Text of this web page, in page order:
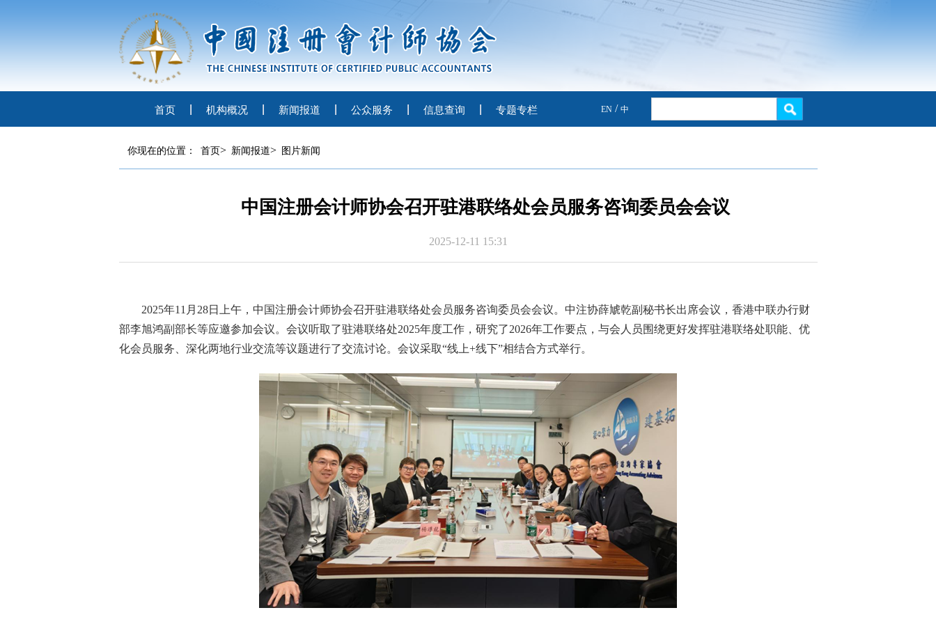
首页 机构概况 新闻报道 公众服务 信息查询 专题专栏 EN / 中
你现在的位置： 首页> 新闻报道> 图片新闻
中国注册会计师协会召开驻港联络处会员服务咨询委员会会议
2025-12-11 15:31
2025年11月28日上午，中国注册会计师协会召开驻港联络处会员服务咨询委员会会议。中注协薛虓乾副秘书长出席会议， 香港中联办行财
部李旭鸿副部长等应邀参加会议。 会议听取了驻港联络处2025年度工作， 研究了2026年工作要点 ， 与会人员围绕更好发挥驻港联络处职能、优
化会员服务、深化两地行业交流等议题进行了交流讨论。 会议采取“线上+线下”相结合方式举行。